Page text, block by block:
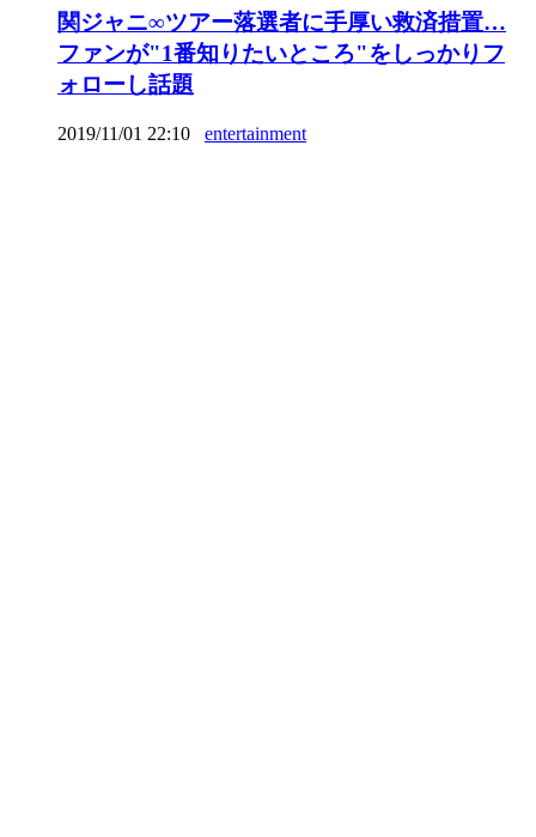
関ジャニ∞ツアー落選者に手厚い救済措置…
ファンが"1番知りたいところ"をしっかりフ
ォローし話題
2019/11/01 22:10 entertainment